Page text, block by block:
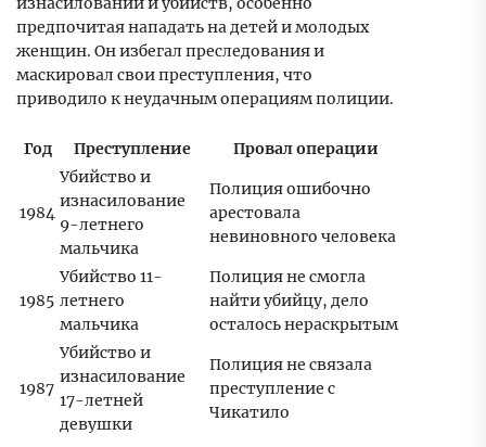
предпочитая нападать на детей и молодых
женщин. Он избегал преследования и
маскировал свои преступления, что
приводило к неудачным операциям полиции.
Год Преступление Провал операции
1984
Убийство и
изнасилование
9-летнего
мальчика
Полиция ошибочно
арестовала
невиновного человека
1985
Убийство 11-
летнего
мальчика
Полиция не смогла
найти убийцу, дело
осталось нераскрытым
1987
Убийство и
изнасилование
17-летней
девушки
Полиция не связала
преступление с
Чикатило